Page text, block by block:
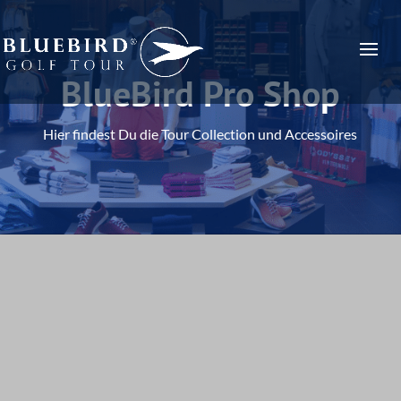
BlueBird Pro Shop
Hier findest Du die Tour Collection und Accessoires